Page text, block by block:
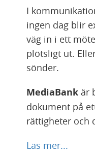
I
ingen dag blir
väg in i ett
plötsligt ut.
sönder.
MediaBank är
dokument på
rättigheter och
Läs mer...